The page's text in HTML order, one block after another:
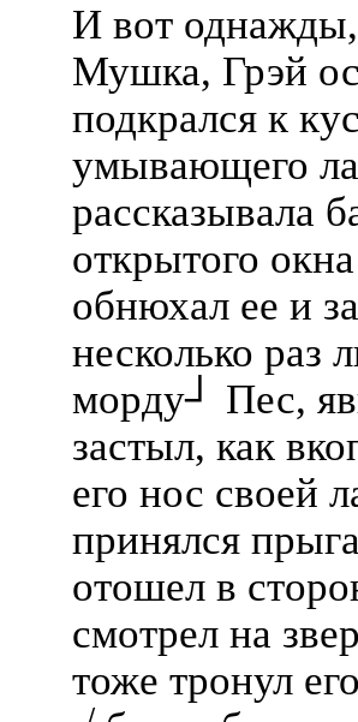
И вот
Мушка, Грэй
подкрался к
умывающего
рассказывала
открытого
обнюхал ее и
несколько раз
морду┘ Пес,
застыл, как
его нос своей
принялся
отошел в
смотрел на
тоже тронул